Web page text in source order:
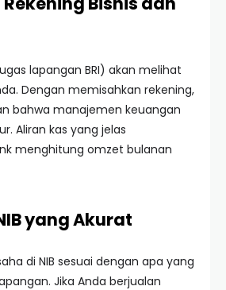
lapangan BRI) akan melihat
Dengan memisahkan rekening,
bahwa manajemen keuangan
Aliran kas yang jelas
menghitung omzet bulanan
yang Akurat
di NIB sesuai dengan apa yang
Jika Anda berjualan